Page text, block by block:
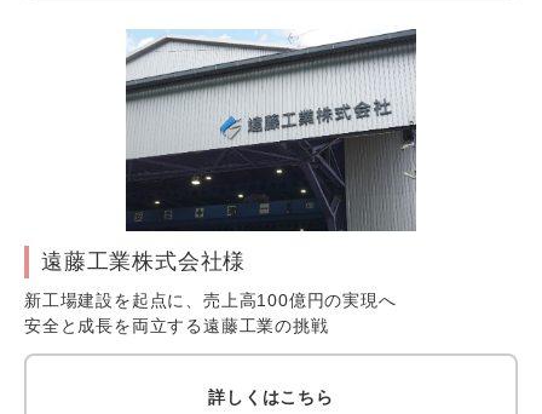
遠藤工業株式会社様
新工場建設を起点に、売上高100億円の実現へ
安全と成長を両立する遠藤工業の挑戦
詳しくはこちら